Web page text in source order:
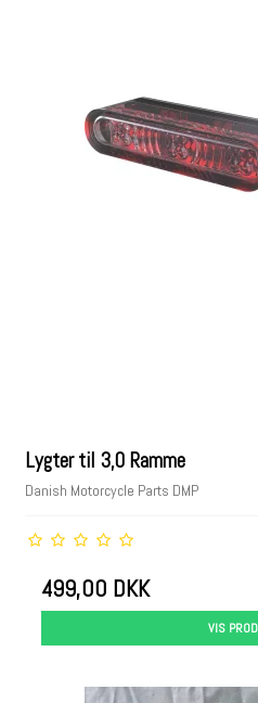
Lygter til 3,0 Ramme
Danish Motorcycle Parts DMP
499,00 DKK
VIS